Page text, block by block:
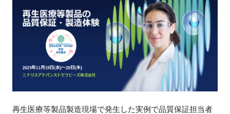
新規登録
プログラム
インタビュー・コラム
再生医療等製品製造現場で発生した実例で品質保証担当者